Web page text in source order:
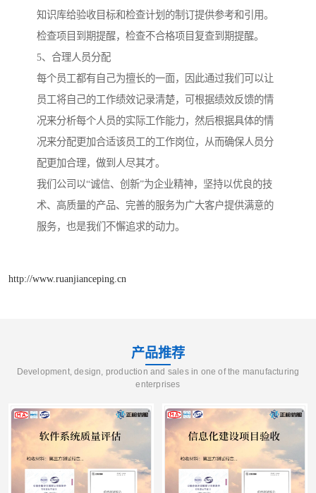
知识库给验收目标和检查计划的制订提供参考和引用。
检查项目到期提醒，检查不合格项目复查到期提醒。
5、合理人员分配
每个员工都有自己为擅长的一面，因此通过我们可以让
员工将自己的工作绩效记录清楚，可根据绩效反馈的情
况来分析每个人员的实际工作能力，然后根据具体的情
况来分配更加合适该员工的工作岗位，从而确保人员分
配更加合理，做到人尽其才。
我们公司以“诚信、创新”为企业精神，坚持以优良的技
术、高质量的产品、完善的服务为广大客户提供满意的
服务，也是我们不懈追求的动力。
http://www.ruanjianceping.cn
产品推荐
Development, design, production and sales in one of the manufacturing
enterprises